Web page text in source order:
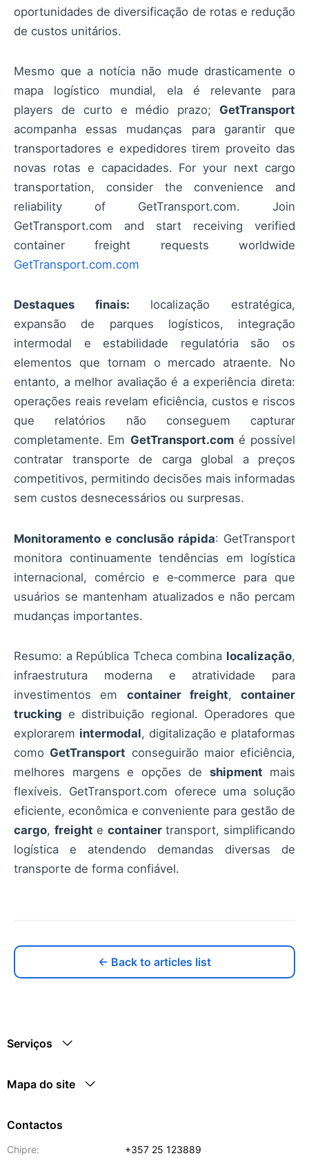
oportunidades de diversificação de rotas e redução
de custos unitários.
Mesmo que a notícia não mude drasticamente o
mapa logístico mundial, ela é relevante para
players de curto e médio prazo; GetTransport
acompanha essas mudanças para garantir que
transportadores e expedidores tirem proveito das
novas rotas e capacidades. For your next cargo
transportation, consider the convenience and
reliability of GetTransport.com. Join
GetTransport.com and start receiving verified
container freight requests worldwide
GetTransport.com.com
Destaques finais: localização estratégica,
expansão de parques logísticos, integração
intermodal e estabilidade regulatória são os
elementos que tornam o mercado atraente. No
entanto, a melhor avaliação é a experiência direta:
operações reais revelam eficiência, custos e riscos
que relatórios não conseguem capturar
completamente. Em GetTransport.comé possível
contratar transporte de carga global a preços
competitivos, permitindo decisões mais informadas
sem custos desnecessários ou surpresas.
Monitoramento e conclusão rápida: GetTransport
monitora continuamente tendências em logística
internacional, comércio e e‑commerce para que
usuários se mantenham atualizados e não percam
mudanças importantes.
Resumo: a República Tcheca combina localização,
infraestrutura moderna e atratividade para
investimentos em container freight, container
trucking e distribuição regional. Operadores que
explorarem intermodal, digitalização e plataformas
como GetTransport conseguirão maior eficiência,
melhores margens e opções de shipment mais
flexíveis. GetTransport.com oferece uma solução
eficiente, econômica e conveniente para gestão de
cargo, freight e containertransport, simplificando
logística e atendendo demandas diversas de
transporte de forma confiável.
← Back to articles list
Serviços
Mapa do site
Contactos
Chipre:
+357 25 123889